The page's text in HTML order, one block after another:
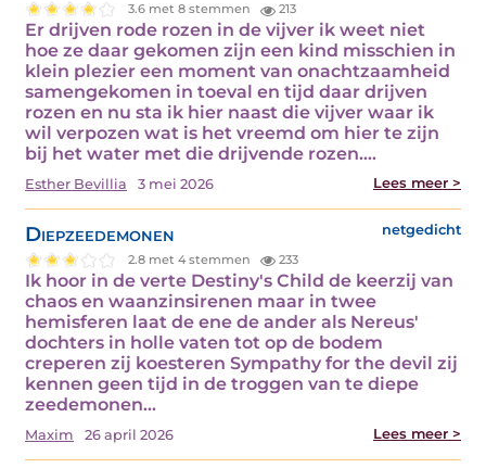
3.6 met 8 stemmen 213
Er drijven rode rozen in de vijver ik weet niet
hoe ze daar gekomen zijn een kind misschien in
klein plezier een moment van onachtzaamheid
samengekomen in toeval en tijd daar drijven
rozen en nu sta ik hier naast die vijver waar ik
wil verpozen wat is het vreemd om hier te zijn
bij het water met die drijvende rozen.…
Esther Bevillia 3 mei 2026 Lees meer >
Diepzeedemonen netgedicht
2.8 met 4 stemmen 233
Ik hoor in de verte Destiny's Child de keerzij van
chaos en waanzinsirenen maar in twee
hemisferen laat de ene de ander als Nereus'
dochters in holle vaten tot op de bodem
creperen zij koesteren Sympathy for the devil zij
kennen geen tijd in de troggen van te diepe
zeedemonen…
Maxim 26 april 2026 Lees meer >